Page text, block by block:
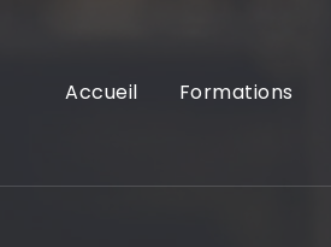
Accueil Formations